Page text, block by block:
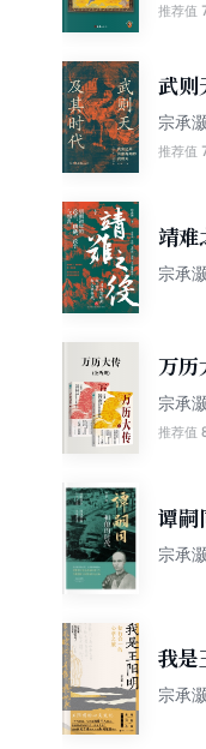
《半岛都市报》《济南
中国台湾网、中国文化
推荐值
武则
还原
宗承
推荐值
靖难
改革
宗承
万历
宗承
推荐值
谭嗣
宗承
我是
的心
宗承